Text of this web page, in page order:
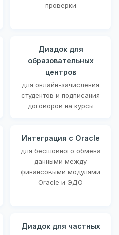
проверки
Диадок для
образовательных
центров
для онлайн-зачисления
студентов и подписания
договоров на курсы
Интеграция с Oracle
для бесшовного обмена
данными между
финансовыми модулями
Oracle и ЭДО
Диадок для частных